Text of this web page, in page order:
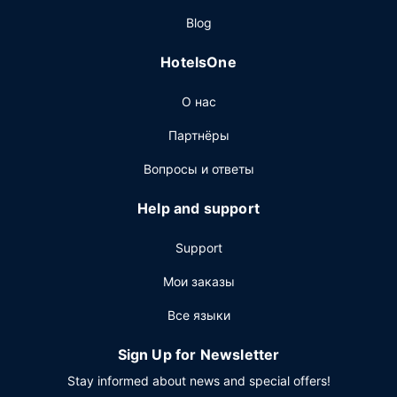
Предлагается бесплатный завтрак (континентальный):
бизнес-центр, круглосуточная работа стойки
регистрации и услуги прачечной. Если вы планируете
деловое или развлекательное мероприятие, отель
предлагает вам пространство площадью 51 кв. м, на
котором расположены конференц-центр и
самостоятельная парковка.
Blog
HotelsOne
О нас
Партнёры
Вопросы и ответы
Help and support
Support
Мои заказы
Все языки
Sign Up for Newsletter
Stay informed about news and special offers!